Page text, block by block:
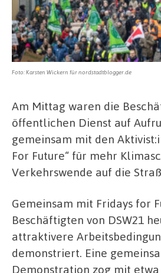
Foto: Karsten Wickern für nordstadtblogger.de
Am Mittag waren die
öffentlichen Dienst auf
gemeinsam mit den
For Future“ für mehr
Verkehrswende auf die
Gemeinsam mit Fridays for
Beschäftigten von DSW21
attraktivere
demonstriert. Eine
Demonstration zog mit etwa